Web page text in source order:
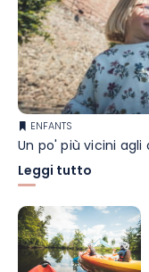
ENFANTS
Un po' più vicini
Leggi tutto